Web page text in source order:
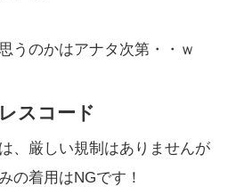
うのかはアナタ次第・・ｗ
スコード
、厳しい規制はありませんが
の着用はNGです！